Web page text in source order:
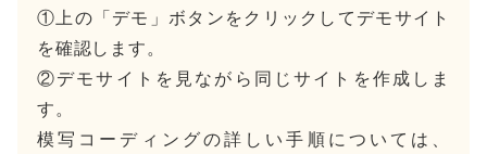
①上の「デモ」ボタンをクリックしてデモサイト
を確認します。
②デモサイトを見ながら同じサイトを作成しま
す。
模写コーディングの詳しい手順については、